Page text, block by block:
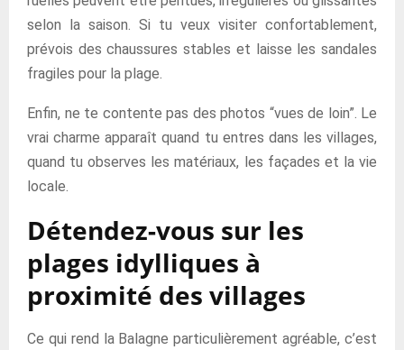
selon la saison. Si tu veux visiter confortablement,
prévois des chaussures stables et laisse les sandales
fragiles pour la plage.
Enfin, ne te contente pas des photos “vues de loin”. Le
vrai charme apparaît quand tu entres dans les villages,
quand tu observes les matériaux, les façades et la vie
locale.
Détendez-vous sur les
plages idylliques à
proximité des villages
Ce qui rend la Balagne particulièrement agréable, c’est